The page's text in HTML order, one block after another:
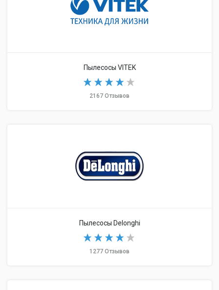
Пылесосы VITEK
2167 Отзывов
Пылесосы Delonghi
1277 Отзывов